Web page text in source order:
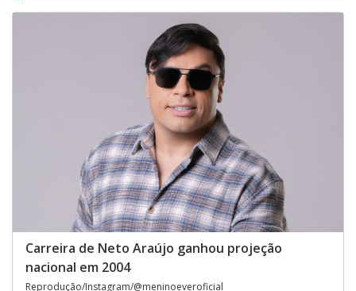
Carreira de Neto Araújo ganhou projeção
nacional em 2004
Reprodução/Instagram/@meninoeveroficial